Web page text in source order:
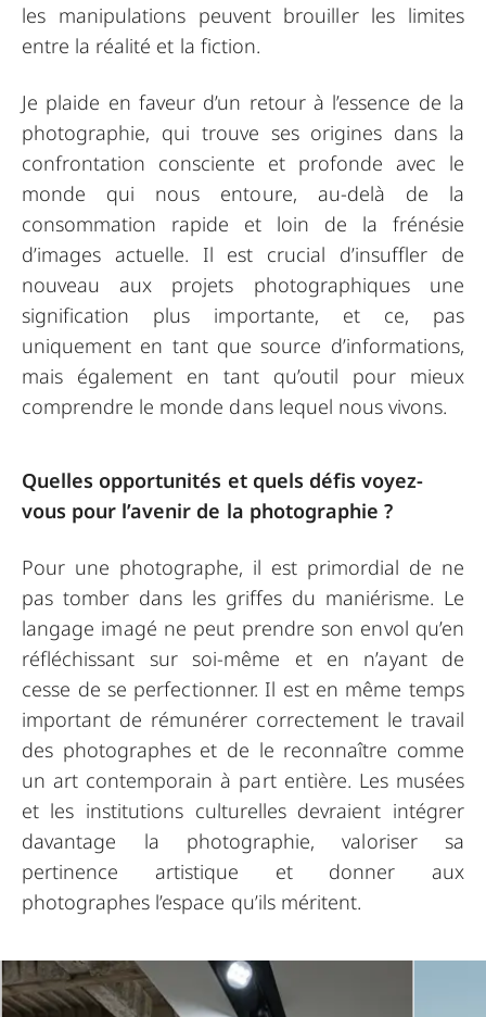
les manipulations peuvent brouiller les limites
entre la réalité et la fiction.
Je plaide en faveur d’un retour à l’essence de la
photographie, qui trouve ses origines dans la
confrontation consciente et profonde avec le
monde qui nous entoure, au-delà de la
consommation rapide et loin de la frénésie
d’images actuelle. Il est crucial d’insuffler de
nouveau aux projets photographiques une
signification plus importante, et ce, pas
uniquement en tant que source d’informations,
mais également en tant qu’outil pour mieux
comprendre le monde dans lequel nous vivons.
Quelles opportunités et quels défis voyez-
vous pour l’avenir de la photographie ?
Pour une photographe, il est primordial de ne
pas tomber dans les griffes du maniérisme. Le
langage imagé ne peut prendre son envol qu’en
réfléchissant sur soi-même et en n’ayant de
cesse de se perfectionner. Il est en même temps
important de rémunérer correctement le travail
des photographes et de le reconnaître comme
un art contemporain à part entière. Les musées
et les institutions culturelles devraient intégrer
davantage la photographie, valoriser sa
pertinence artistique et donner aux
photographes l’espace qu’ils méritent.